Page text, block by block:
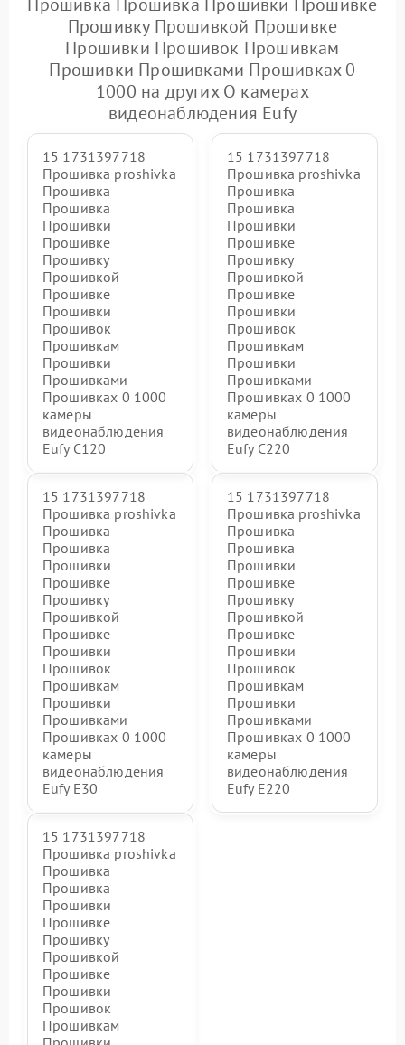
Прошивку Прошивкой Прошивке
Прошивки Прошивок Прошивкам
Прошивки Прошивками Прошивках 0
1000 на других О камерах
видеонаблюдения Eufy
15 1731397718
Прошивка proshivka
Прошивка
Прошивка
Прошивки
Прошивке
Прошивку
Прошивкой
Прошивке
Прошивки
Прошивок
Прошивкам
Прошивки
Прошивками
Прошивках 0 1000
камеры
видеонаблюдения
Eufy C120
15 1731397718
Прошивка proshivka
Прошивка
Прошивка
Прошивки
Прошивке
Прошивку
Прошивкой
Прошивке
Прошивки
Прошивок
Прошивкам
Прошивки
Прошивками
Прошивках 0 1000
камеры
видеонаблюдения
Eufy C220
15 1731397718
Прошивка proshivka
Прошивка
Прошивка
Прошивки
Прошивке
Прошивку
Прошивкой
Прошивке
Прошивки
Прошивок
Прошивкам
Прошивки
Прошивками
Прошивках 0 1000
камеры
видеонаблюдения
Eufy E30
15 1731397718
Прошивка proshivka
Прошивка
Прошивка
Прошивки
Прошивке
Прошивку
Прошивкой
Прошивке
Прошивки
Прошивок
Прошивкам
Прошивки
Прошивками
Прошивках 0 1000
камеры
видеонаблюдения
Eufy E220
15 1731397718
Прошивка proshivka
Прошивка
Прошивка
Прошивки
Прошивке
Прошивку
Прошивкой
Прошивке
Прошивки
Прошивок
Прошивкам